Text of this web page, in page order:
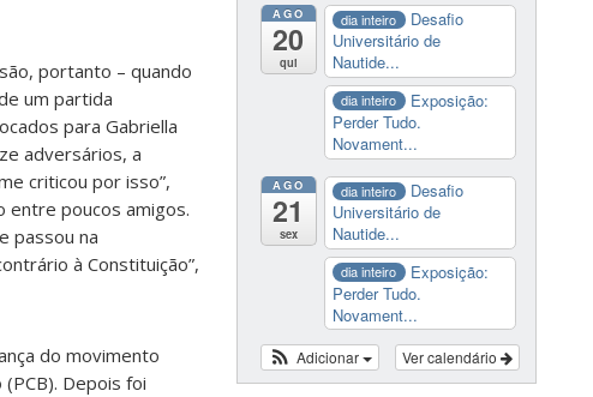
portanto – quando
um partida
para Gabriella
adversários, a
criticou por isso”,
entre poucos amigos.
passou na
à Constituição”,
do movimento
Depois foi
AGO
20
qui
dia inteiro
Desafio
Universitário de
Nautide...
dia inteiro
Exposição:
Perder Tudo.
Novament...
AGO
21
sex
dia inteiro
Desafio
Universitário de
Nautide...
dia inteiro
Exposição:
Perder Tudo.
Novament...
Ver calendário
Adicionar